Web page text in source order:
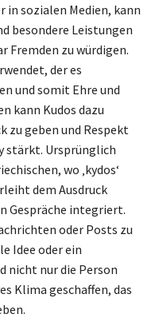
in sozialen Medien, kann
besondere Leistungen
Fremden zu würdigen.
der es
und somit Ehre und
kann Kudos dazu
zu geben und Respekt
stärkt. Ursprünglich
wo ‚kydos‘
dem Ausdruck
Gespräche integriert.
oder Posts zu
Idee oder ein
nicht nur die Person
Klima geschaffen, das